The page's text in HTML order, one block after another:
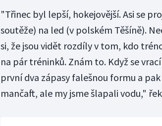
"Třinec byl lepší, hokejovější. Asi se
soutěže) na led (v polském Těšíně).
si, že jsou vidět rozdíly v tom, kdo
na pár tréninků. Znám to. Když se
první dva zápasy falešnou formu a
mančaft, ale my jsme šlapali vodu,"